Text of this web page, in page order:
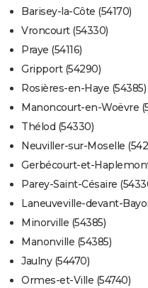
Barisey-la-Côte (54170)
Vroncourt (54330)
Praye (54116)
Gripport (54290)
Rosières-en-Haye (54385)
Manoncourt-en-Woëvre
Thélod (54330)
Neuviller-sur-Moselle
Gerbécourt-et-
Parey-Saint-Césaire
Laneuveville-devant-
Minorville (54385)
Manonville (54385)
Jaulny (54470)
Ormes-et-Ville (54740)